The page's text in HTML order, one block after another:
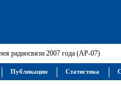
радиосвязи 2007 года (АР-07)
Публикации Статистика